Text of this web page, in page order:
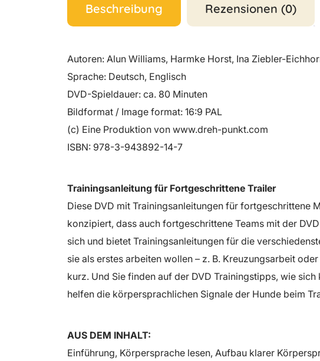
Beschreibung Rezensionen (0)
Autoren: Alun Williams, Harmke Horst, Ina Ziebler-
Sprache: Deutsch, Englisch
DVD-Spieldauer: ca. 80 Minuten
Bildformat / Image format: 16:9 PAL
(c) Eine Produktion von www.dreh-punkt.com
ISBN: 978-3-943892-14-7
Trainingsanleitung für Fortgeschrittene Trailer
Diese DVD mit Trainingsanleitungen für fortgeschrittene
konzipiert, dass auch fortgeschrittene Teams mit der
sich und bietet Trainingsanleitungen für die
sie als erstes arbeiten wollen – z. B. Kreuzungsarbeit
kurz. Und Sie finden auf der DVD Trainingstipps, wie
helfen die körpersprachlichen Signale der Hunde beim
AUS DEM INHALT:
Einführung, Körpersprache lesen, Aufbau klarer